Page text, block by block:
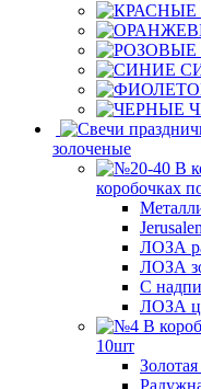
золоченые
коробочках
ЛОЗА
ЛОЗА
С
ЛОЗА
10шт
Золотая